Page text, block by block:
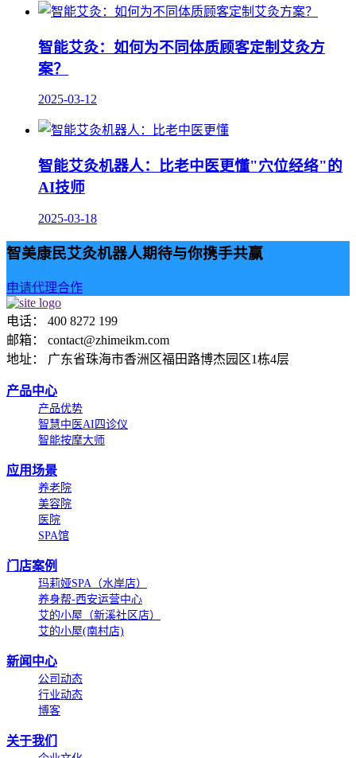
智能艾灸：如何为不同体质顾客定制艾灸方
案？
2025-03-12
智能艾灸机器人：比老中医更懂"穴位经络"的
AI技师
2025-03-18
智美康民艾灸机器人期待与你携手共赢
申请代理合作
电话： 400 8272 199
邮箱： contact@zhimeikm.com
地址： 广东省珠海市香洲区福田路博杰园区1栋4层
产品中心
产品优势
智慧中医AI四诊仪
智能按摩大师
应用场景
养老院
美容院
医院
SPA馆
门店案例
玛莉娅SPA（水岸店）
养身帮-西安运营中心
艾的小屋（新溪社区店）
艾的小屋(南村店)
新闻中心
公司动态
行业动态
博客
关于我们